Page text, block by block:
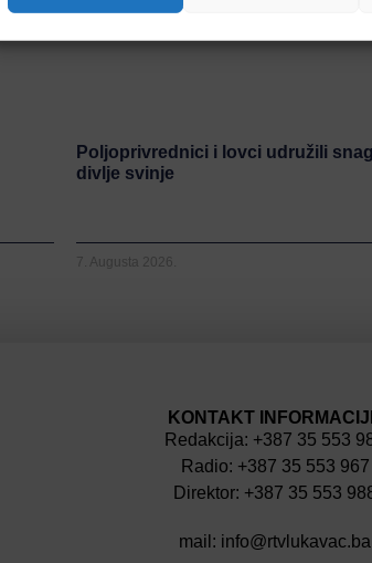
Poljoprivrednici i lovci udružili
divlje svinje
7. Augusta 2026.
KONTAKT
Redakcija: +387 35 553
Radio: +387 35 553 967
Direktor: +387 35 553
mail: info@rtvlukavac.ba